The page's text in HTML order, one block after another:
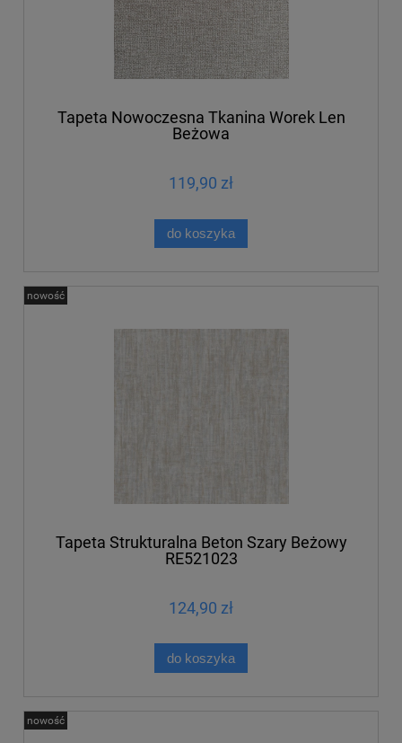
Tapeta Nowoczesna Tkanina Worek Len
Beżowa
119,90 zł
do koszyka
Tapeta Strukturalna Beton Szary Beżowy
RE521023
124,90 zł
do koszyka
nowość
nowość